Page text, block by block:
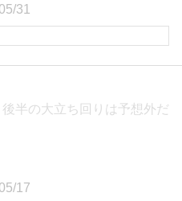
31
大立ち回りは予想外だ
17